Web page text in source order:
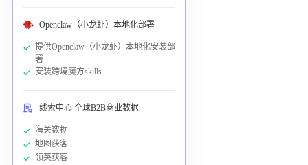
Openclaw（小龙虾）本地化部署
提供Openclaw（小龙虾）本地化安装部
署
安装跨境魔方skills
线索中心 全球B2B商业数据
海关数据
地图获客
领英获客